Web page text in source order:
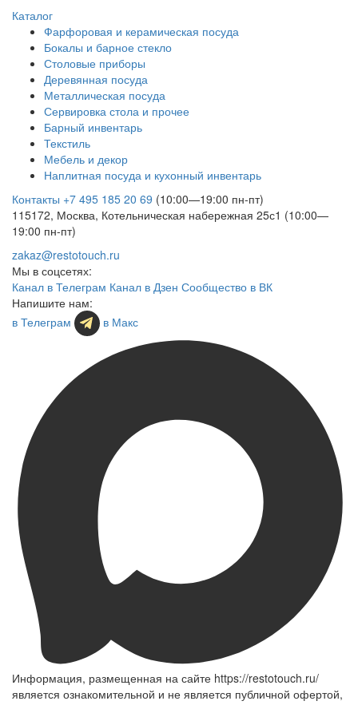
Каталог
Фарфоровая и керамическая посуда
Бокалы и барное стекло
Столовые приборы
Деревянная посуда
Металлическая посуда
Сервировка стола и прочее
Барный инвентарь
Текстиль
Мебель и декор
Наплитная посуда и кухонный инвентарь
Контакты +7 495 185 20 69 (10:00—19:00 пн-пт)
115172, Москва, Котельническая набережная 25с1 (10:00—
19:00 пн-пт)
zakaz@restotouch.ru
Мы в соцсетях:
Канал в Телеграм Канал в Дзен Сообщество в ВК
Напишите нам:
в Телеграм
в Макс
Информация, размещенная на сайте https://restotouch.ru/
является ознакомительной и не является публичной офертой,